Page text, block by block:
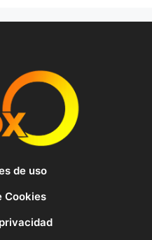
de uso
Cookies